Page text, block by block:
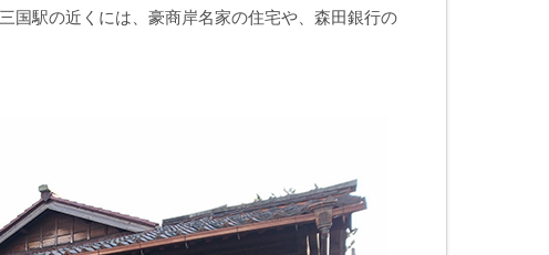
国駅の近くには、豪商岸名家の住宅や、森田銀行の